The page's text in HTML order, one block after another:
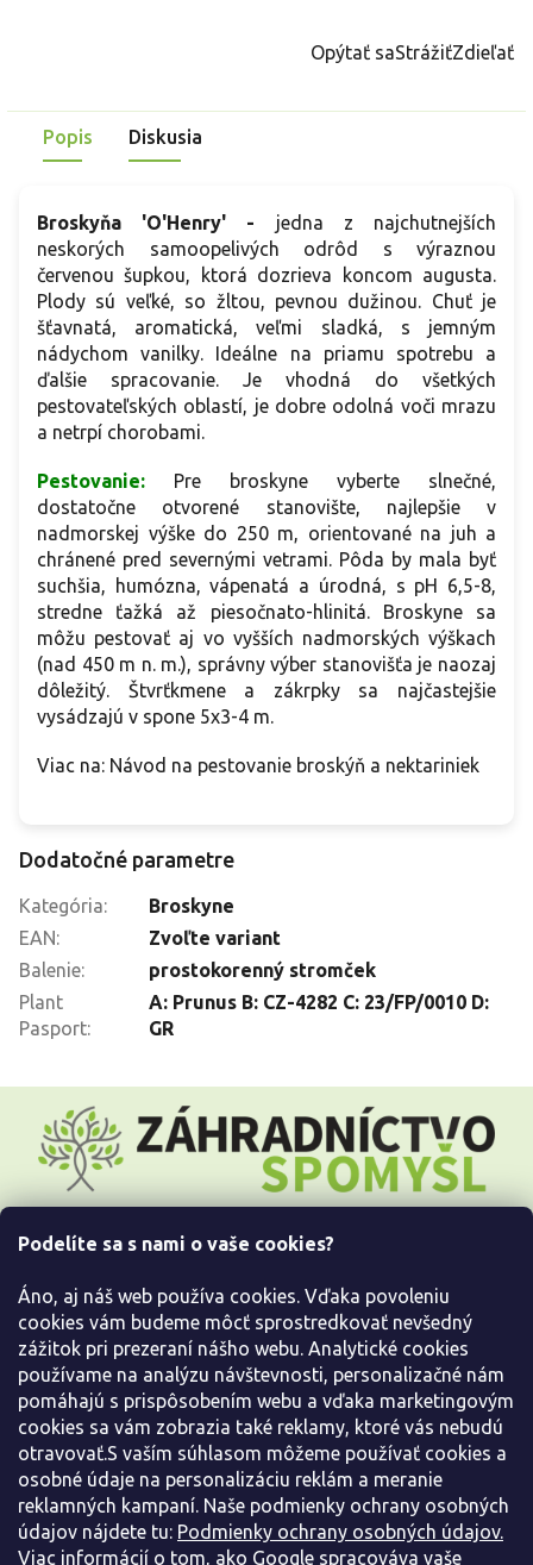
Podelíte sa s nami o vaše cookies?
Áno, aj náš web používa cookies. Vďaka povoleniu
cookies vám budeme môcť sprostredkovať nevšedný
zážitok pri prezeraní nášho webu. Analytické cookies
používame na analýzu návštevnosti, personalizačné nám
pomáhajú s prispôsobením webu a vďaka marketingovým
cookies sa vám zobrazia také reklamy, ktoré vás nebudú
otravovať.S vaším súhlasom môžeme používať cookies a
osobné údaje na personalizáciu reklám a meranie
reklamných kampaní. Naše podmienky ochrany osobných
údajov nájdete tu: Podmienky ochrany osobných údajov.
Viac informácií o tom, ako Google spracováva vaše
Opýtať saStrážiťZdieľať
Popis Diskusia
Broskyňa 'O'Henry' - jedna z najchutnejších
neskorých samoopelivých odrôd s výraznou
červenou šupkou, ktorá dozrieva koncom augusta.
Plody sú veľké, so žltou, pevnou dužinou. Chuť je
šťavnatá, aromatická, veľmi sladká, s jemným
nádychom vanilky. Ideálne na priamu spotrebu a
ďalšie spracovanie. Je vhodná do všetkých
pestovateľských oblastí, je dobre odolná voči mrazu
a netrpí chorobami.
Pestovanie: Pre broskyne vyberte slnečné,
dostatočne otvorené stanovište, najlepšie v
nadmorskej výške do 250 m, orientované na juh a
chránené pred severnými vetrami. Pôda by mala byť
suchšia, humózna, vápenatá a úrodná, s pH 6,5-8,
stredne ťažká až piesočnato-hlinitá. Broskyne sa
môžu pestovať aj vo vyšších nadmorských výškach
(nad 450 m n. m.), správny výber stanovišťa je naozaj
dôležitý. Štvrťkmene a zákrpky sa najčastejšie
vysádzajú v spone 5x3-4 m.
Viac na: Návod na pestovanie broskýň a nektariniek
Dodatočné parametre
Kategória:
Broskyne
EAN:
Zvoľte variant
Balenie:
prostokorenný stromček
Plant
Pasport:
A: Prunus B: CZ-4282 C: 23/FP/0010 D:
GR
t
Informácie pre Vás
Kontaktujte nás